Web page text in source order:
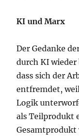
KI und Marx
Der Gedanke
durch KI
dass sich der
entfremdet,
Logik
als Teilprodukt